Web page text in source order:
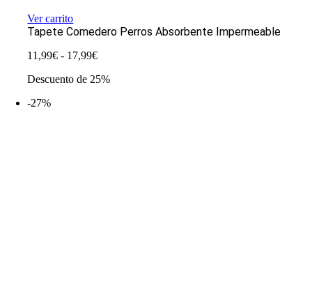
Ver carrito
Tapete Comedero Perros Absorbente Impermeable
11,99€ - 17,99€Rango
precios:
Descuento de 25%
-27%